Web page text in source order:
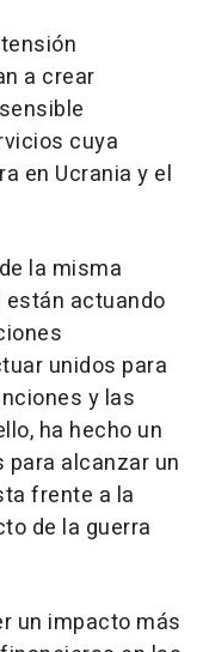
a crear
cuya
en Ucrania y el
la misma
están actuando
unidos para
y las
ha hecho un
alcanzar un
frente a la
de la guerra
un impacto más